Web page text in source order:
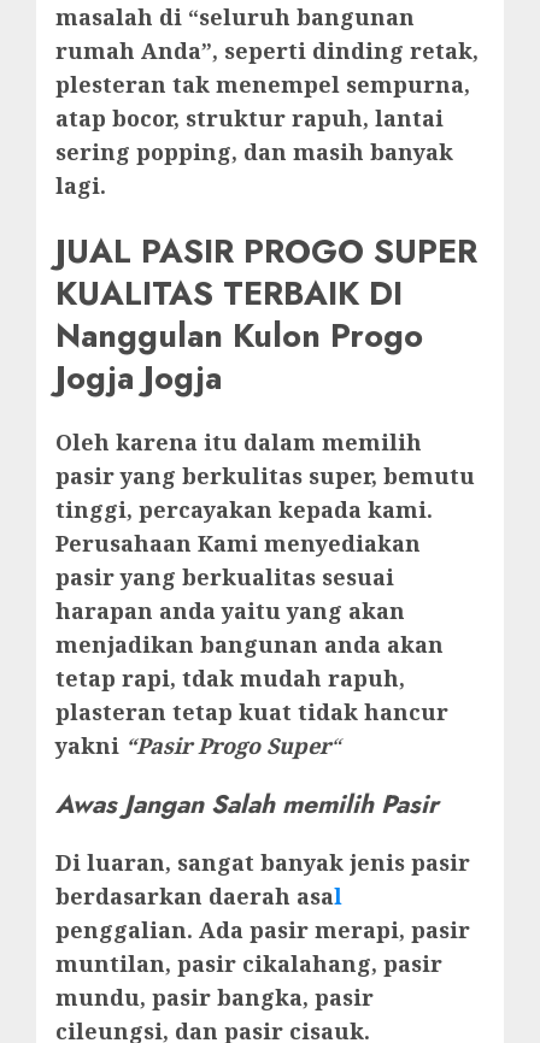
masalah di “seluruh bangunan
rumah Anda”, seperti dinding retak,
plesteran tak menempel sempurna,
atap bocor, struktur rapuh, lantai
sering popping, dan masih banyak
lagi.
JUAL PASIR PROGO SUPER
KUALITAS TERBAIK DI
Nanggulan Kulon Progo
Jogja Jogja
Oleh karena itu dalam memilih
pasir yang berkulitas super, bemutu
tinggi, percayakan kepada kami.
Perusahaan Kami menyediakan
pasir yang berkualitas sesuai
harapan anda yaitu yang akan
menjadikan bangunan anda akan
tetap rapi, tdak mudah rapuh,
plasteran tetap kuat tidak hancur
yakni “Pasir Progo Super“
Awas Jangan Salah memilih Pasir
Di luaran, sangat banyak jenis pasir
berdasarkan daerah asal
penggalian. Ada pasir merapi, pasir
muntilan, pasir cikalahang, pasir
mundu, pasir bangka, pasir
cileungsi, dan pasir cisauk.